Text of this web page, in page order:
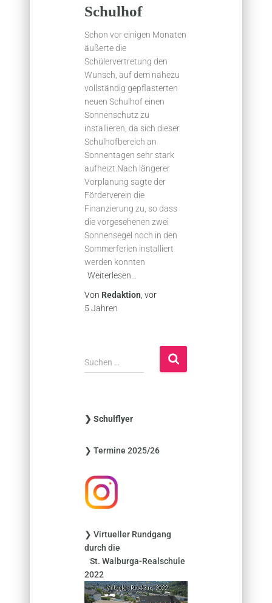
Schulhof
Schon vor einigen Monaten
äußerte die
Schülervertretung den
Wunsch, auf dem nahezu
vollständig gepflasterten
neuen Schulhof einen
Sonnenschutz zu
installieren, da sich dieser
Schulhofbereich an
Sonnentagen sehr stark
aufheizt.Nach längerer
Vorplanung sagte der
Förderverein die
Finanzierung zu, so dass
die vorgesehenen zwei
Sonnensegel noch in den
Sommerferien installiert
werden konnten
Weiterlesen…
Von Redaktion, vor
5 Jahren
S
u
n
a
h
:
Suchen …
❯ Schulflyer
❯ Termine 2025/26
❯ Virtueller Rundgang
durch die
St. Walburga-Realschule
2022